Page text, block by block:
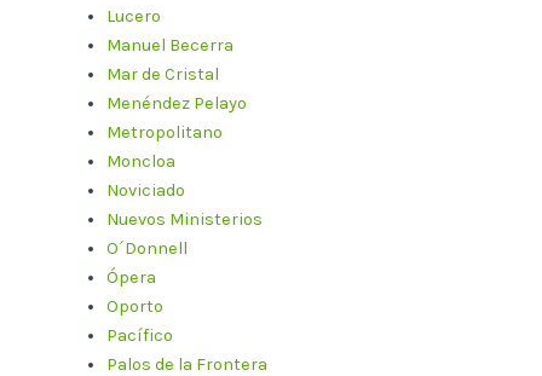
Lucero
Manuel Becerra
Mar de Cristal
Menéndez Pelayo
Metropolitano
Moncloa
Noviciado
Nuevos Ministerios
O´Donnell
Ópera
Oporto
Pacífico
Palos de la Frontera